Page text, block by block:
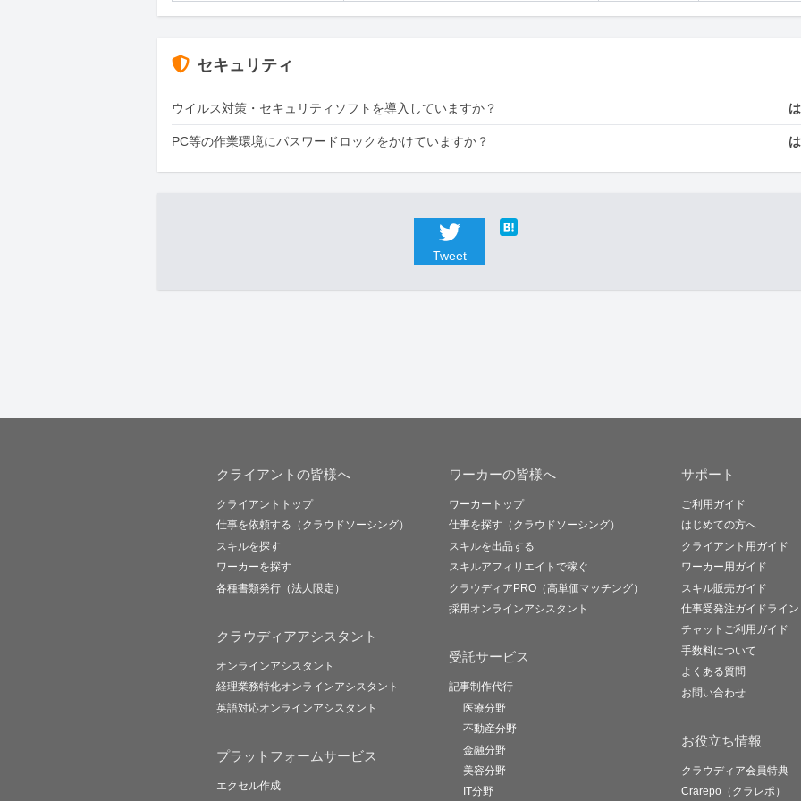
セキュリティ
ウイルス対策・セキュリティソフトを導入していますか？
PC等の作業環境にパスワードロックをかけていますか？
Tweet
クライアントの皆様へ
クライアントトップ
仕事を依頼する（クラウドソーシング）
スキルを探す
ワーカーを探す
各種書類発行（法人限定）
クラウディアアシスタント
オンラインアシスタント
経理業務特化オンラインアシスタント
英語対応オンラインアシスタント
プラットフォームサービス
エクセル作成
ワーカーの皆様へ
ワーカートップ
仕事を探す（クラウドソーシング）
スキルを出品する
スキルアフィリエイトで稼ぐ
クラウディアPRO（高単価マッチング）
採用オンラインアシスタント
受託サービス
記事制作代行
医療分野
不動産分野
金融分野
美容分野
IT分野
サポート
ご利用ガイド
はじめての方へ
クライアント用ガイド
ワーカー用ガイド
スキル販売ガイド
仕事受発注ガイドライン
チャットご利用ガイド
手数料について
よくある質問
お問い合わせ
お役立ち情報
クラウディア会員特典
Crarepo（クラレポ）